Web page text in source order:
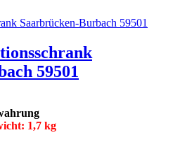
59501
1,7 kg